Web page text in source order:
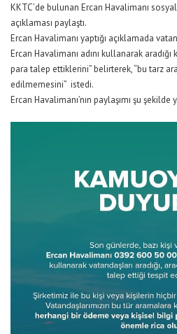
KKTC’de bulunan Ercan Havalimanı
açıklaması paylaştı.
Ercan Havalimanı yaptığı açıklamada
Ercan Havalimanı adını kullanarak
para talep ettiklerini” belirterek, “bu tarz
edilmemesini” istedi.
Ercan Havalimanı’nın paylaşımı şu şekilde